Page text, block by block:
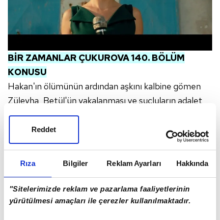
Rıza Bilgiler Reklam Ayarları Hakkında
"Sitelerimizde reklam ve pazarlama faaliyetlerinin
yürütülmesi amaçları ile çerezler kullanılmaktadır.
Reddet
BİR ZAMANLAR ÇUKUROVA 140. BÖLÜM
KONUSU
Hakan'ın ölümünün ardından aşkını kalbine gömen
Züleyha, Betül'ün yakalanması ve suçluların adalet
önünde hesap vermesi için harekete geçer. Şermin
cinayetin ardından bir çıkış yolu ararken, Abdülkadir
ve Vahap saklanmaya çalışan Betül'ü alıkoyar.
Züleyha, Hakan'dan kalan mirası fakir halka
dağıtacağını açıkladığında Çukurova halkı sevince